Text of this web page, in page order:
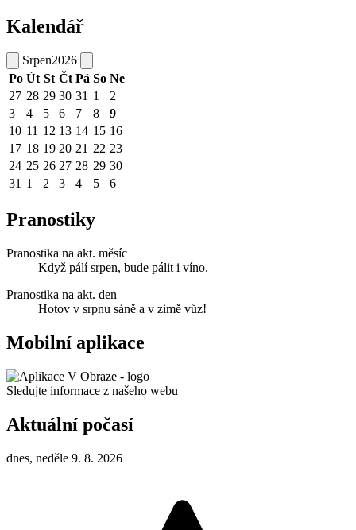
Kalendář
Srpen2026
Po Út St Čt Pá So Ne
27 28 29 30 31 1
2
3
4 5 6 7 8
9
10 11 12 13 14 15 16
17 18 19 20 21 22 23
24 25 26 27 28 29 30
31 1 2 3 4 5 6
Pranostiky
Pranostika na akt. měsíc
Když pálí srpen, bude pálit i víno.
Pranostika na akt. den
Hotov v srpnu sáně a v zimě vůz!
Mobilní aplikace
Sledujte informace z našeho webu
Aktuální počasí
dnes, neděle 9. 8. 2026